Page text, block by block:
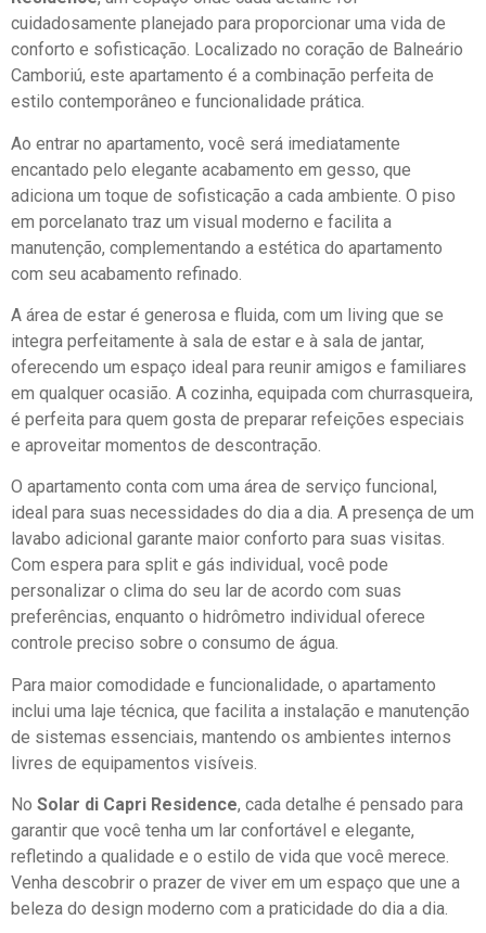
cuidadosamente planejado para proporcionar uma vida de
conforto e sofisticação. Localizado no coração de Balneário
Camboriú, este apartamento é a combinação perfeita de
estilo contemporâneo e funcionalidade prática.
Ao entrar no apartamento, você será imediatamente
encantado pelo elegante acabamento em gesso, que
adiciona um toque de sofisticação a cada ambiente. O piso
em porcelanato traz um visual moderno e facilita a
manutenção, complementando a estética do apartamento
com seu acabamento refinado.
A área de estar é generosa e fluida, com um living que se
integra perfeitamente à sala de estar e à sala de jantar,
oferecendo um espaço ideal para reunir amigos e familiares
em qualquer ocasião. A cozinha, equipada com churrasqueira,
é perfeita para quem gosta de preparar refeições especiais
e aproveitar momentos de descontração.
O apartamento conta com uma área de serviço funcional,
ideal para suas necessidades do dia a dia. A presença de um
lavabo adicional garante maior conforto para suas visitas.
Com espera para split e gás individual, você pode
personalizar o clima do seu lar de acordo com suas
preferências, enquanto o hidrômetro individual oferece
controle preciso sobre o consumo de água.
Para maior comodidade e funcionalidade, o apartamento
inclui uma laje técnica, que facilita a instalação e manutenção
de sistemas essenciais, mantendo os ambientes internos
livres de equipamentos visíveis.
No Solar di Capri Residence, cada detalhe é pensado para
garantir que você tenha um lar confortável e elegante,
refletindo a qualidade e o estilo de vida que você merece.
Venha descobrir o prazer de viver em um espaço que une a
beleza do design moderno com a praticidade do dia a dia.